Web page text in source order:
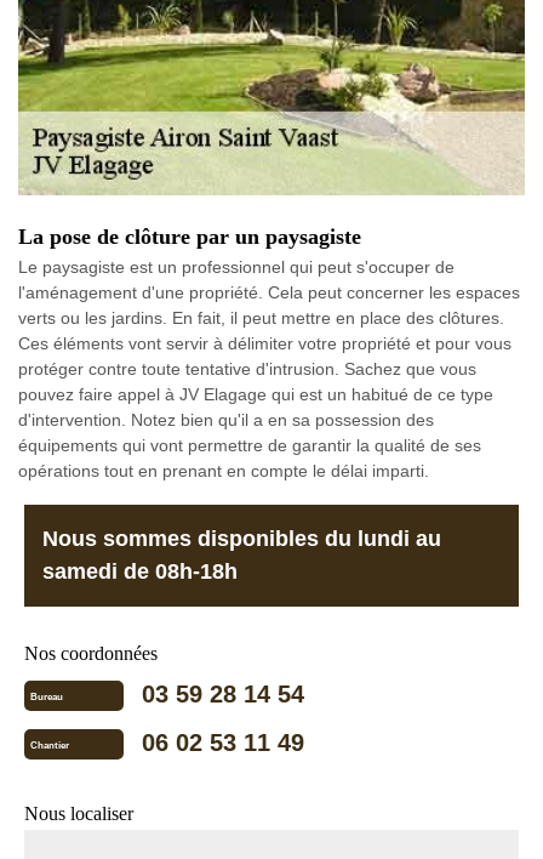
La pose de clôture par un paysagiste
Le paysagiste est un professionnel qui peut s'occuper de
l'aménagement d'une propriété. Cela peut concerner les espaces
verts ou les jardins. En fait, il peut mettre en place des clôtures.
Ces éléments vont servir à délimiter votre propriété et pour vous
protéger contre toute tentative d'intrusion. Sachez que vous
pouvez faire appel à JV Elagage qui est un habitué de ce type
d'intervention. Notez bien qu'il a en sa possession des
équipements qui vont permettre de garantir la qualité de ses
opérations tout en prenant en compte le délai imparti.
Nous sommes disponibles du lundi au
samedi de 08h-18h
Nos coordonnées
Bureau 03 59 28 14 54
Chantier 06 02 53 11 49
Nous localiser